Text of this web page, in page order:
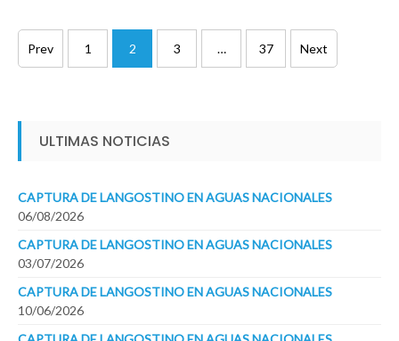
Paginación
de
Prev 1 2 3 … 37 Next
ULTIMAS NOTICIAS
CAPTURA DE LANGOSTINO EN AGUAS NACIONALES
06/08/2026
CAPTURA DE LANGOSTINO EN AGUAS NACIONALES
03/07/2026
CAPTURA DE LANGOSTINO EN AGUAS NACIONALES
10/06/2026